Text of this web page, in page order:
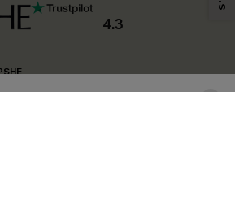
4.3
vous désabonner à tout moment.